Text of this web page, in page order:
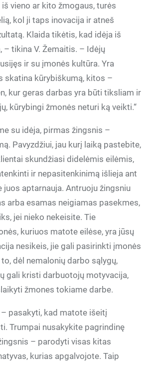
vieno ar kito žmogaus, turės
kol ji taps inovacija ir atneš
Klaida tikėtis, kad idėja iš
– tikina V. Žemaitis. – Idėjų
ir su įmonės kultūra. Yra
skatina kūrybiškumą, kitos –
kur geras darbas yra būti tiksliam ir
kūrybingi žmonės neturi ką veikti.“
su idėja, pirmas žingsnis –
Pavyzdžiui, jau kurį laiką pastebite,
skundžiasi didelėmis eilėmis,
ir nepasitenkinimą išlieja ant
juos aptarnauja. Antruoju žingsniu
arba esamas neigiamas pasekmes,
jei nieko nekeisite. Tie
kuriuos matote eilėse, yra jūsų
nesikeis, jie gali pasirinkti įmonės
dėl nemalonių darbo sąlygų,
gali kristi darbuotojų motyvacija,
žmones tokiame darbe.
pasakyti, kad matote išeitį
Trumpai nusakykite pagrindinę
– parodyti visas kitas
kurias apgalvojote. Taip